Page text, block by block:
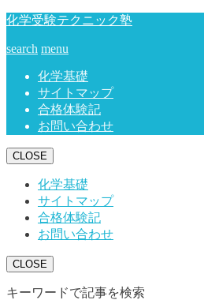
化学受験テクニック塾
search menu
化学基礎
サイトマップ
合格体験記
お問い合わせ
CLOSE
化学基礎
サイトマップ
合格体験記
お問い合わせ
CLOSE
キーワードで記事を検索